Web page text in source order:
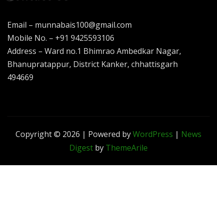
Email – munnabais100@gmail.com
Mobile No. – +91 9425593106
Address – Ward no.1 Bhimrao Ambedkar Nagar,
Bhanupratappur, District Kanker, chhattisgarh
494669
Copyright © 2026 | Powered byWordPress | News
Digest by ThemeArile